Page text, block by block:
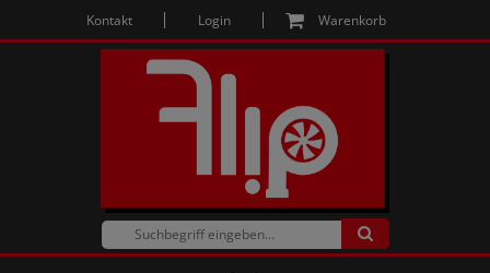
Kontakt Login Warenkorb